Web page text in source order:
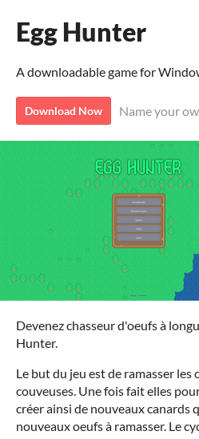
Egg Hunter
A downloadable game for
Download Now Name your
Devenez chasseur d'oeufs à
Hunter.
Le but du jeu est de ramasser les
couveuses. Une fois fait elles
créer ainsi de nouveaux canards
nouveaux oeufs à ramasser. Le